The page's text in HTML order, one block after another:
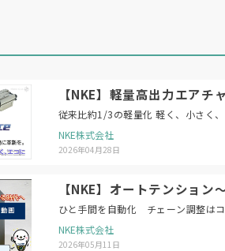
【NKE】軽量高出力エア
従来比約1/3の軽量化 軽く、小さく
NKE株式会社
2026年04月28日
【NKE】オートテンショ
ひと手間を自動化 チェーン調整は
NKE株式会社
2026年05月11日